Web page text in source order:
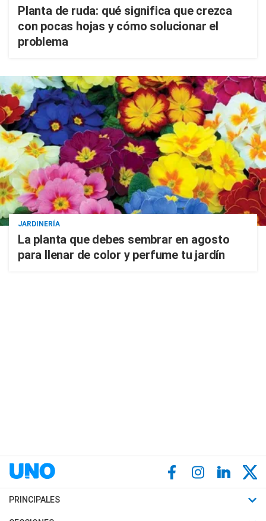
Planta de ruda: qué significa que crezca
con pocas hojas y cómo solucionar el
problema
JARDINERÍA
La planta que debes sembrar en agosto
para llenar de color y perfume tu jardín
PRINCIPALES